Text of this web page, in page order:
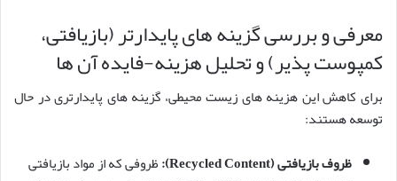
معرفی و بررسی گزینه های پایدارتر (بازیافتی،
کمپوست پذیر) و تحلیل هزینه-فایده آن ها
برای کاهش این هزینه های زیست محیطی، گزینه های پایدارتری در حال
توسعه هستند:
ظروف بازیافتی (Recycled Content):
ظروفی که از مواد بازیافتی